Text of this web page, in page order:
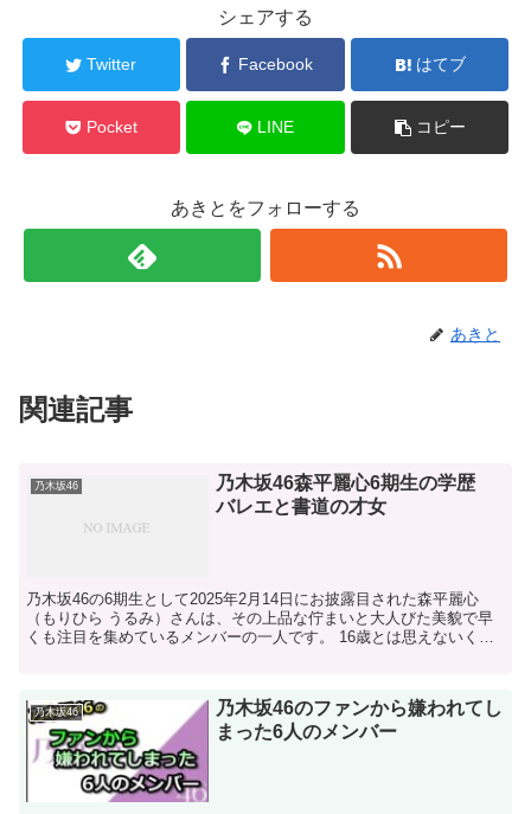
シェアする
Twitter Facebook はてブ
Pocket LINE コピー
あきとをフォローする
あきと
関連記事
乃木坂46
乃木坂46森平麗心6期生の学歴
バレエと書道の才女
乃木坂46の6期生として2025年2月14日にお披露目された森平麗心
（もりひら うるみ）さんは、その上品な佇まいと大人びた美貌で早
くも注目を集めているメンバーの一人です。 16歳とは思えないくら
乃木坂46
乃木坂46のファンから嫌われてし
まった6人のメンバー